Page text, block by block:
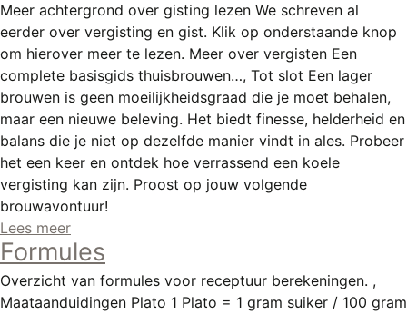
ADVERTEREN
MELDPUNT
PERS/PUBLICATIES
FACEBOOK
LINKS
Meer achtergrond over gisting lezen We schreven al
eerder over vergisting en gist. Klik op onderstaande knop
om hierover meer te lezen. Meer over vergisten Een
complete basisgids thuisbrouwen…, Tot slot Een lager
brouwen is geen moeilijkheidsgraad die je moet behalen,
maar een nieuwe beleving. Het biedt finesse, helderheid en
balans die je niet op dezelfde manier vindt in ales. Probeer
het een keer en ontdek hoe verrassend een koele
vergisting kan zijn. Proost op jouw volgende
brouwavontuur!
Lees meer
Formules
Overzicht van formules voor receptuur berekeningen. ,
Maataanduidingen Plato 1 Plato = 1 gram suiker / 100 gram